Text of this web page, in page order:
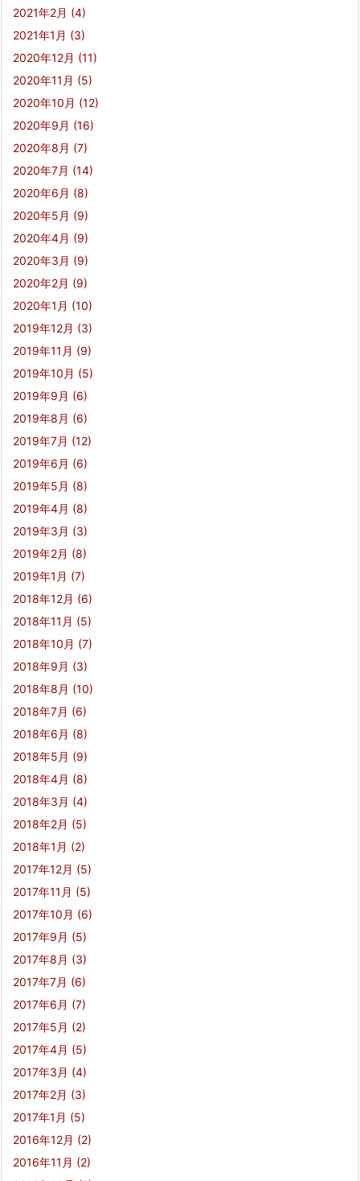
2021年2月 (4)
2021年1月 (3)
2020年12月 (11)
2020年11月 (5)
2020年10月 (12)
2020年9月 (16)
2020年8月 (7)
2020年7月 (14)
2020年6月 (8)
2020年5月 (9)
2020年4月 (9)
2020年3月 (9)
2020年2月 (9)
2020年1月 (10)
2019年12月 (3)
2019年11月 (9)
2019年10月 (5)
2019年9月 (6)
2019年8月 (6)
2019年7月 (12)
2019年6月 (6)
2019年5月 (8)
2019年4月 (8)
2019年3月 (3)
2019年2月 (8)
2019年1月 (7)
2018年12月 (6)
2018年11月 (5)
2018年10月 (7)
2018年9月 (3)
2018年8月 (10)
2018年7月 (6)
2018年6月 (8)
2018年5月 (9)
2018年4月 (8)
2018年3月 (4)
2018年2月 (5)
2018年1月 (2)
2017年12月 (5)
2017年11月 (5)
2017年10月 (6)
2017年9月 (5)
2017年8月 (3)
2017年7月 (6)
2017年6月 (7)
2017年5月 (2)
2017年4月 (5)
2017年3月 (4)
2017年2月 (3)
2017年1月 (5)
2016年12月 (2)
2016年11月 (2)